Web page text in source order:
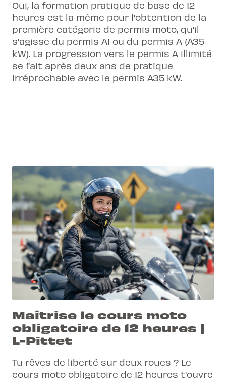
Oui, la formation pratique de base de 12
heures est la même pour l'obtention de la
première catégorie de permis moto, qu'il
s'agisse du permis A1 ou du permis A (A35
kW). La progression vers le permis A illimité
se fait après deux ans de pratique
irréprochable avec le permis A35 kW.
Maîtrise le cours moto
obligatoire de 12 heures |
L-Pittet
Tu rêves de liberté sur deux roues ? Le
cours moto obligatoire de 12 heures t'ouvre